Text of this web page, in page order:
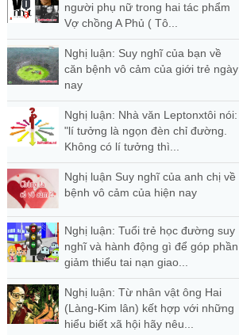
người phụ nữ trong hai tác phẩm
Vợ chồng A Phủ ( Tô...
Nghị luận: Suy nghĩ của bạn về
căn bệnh vô cảm của giới trẻ ngày
nay
Nghị luận: Nhà văn Leptonxtôi nói:
"lí tưởng là ngọn đèn chỉ đường.
Không có lí tưởng thì...
Nghị luận Suy nghĩ của anh chị về
bệnh vô cảm của hiện nay
Nghị luận: Tuổi trẻ học đường suy
nghĩ và hành động gì để góp phần
giảm thiểu tai nạn giao...
Nghị luận: Từ nhân vật ông Hai
(Làng-Kim lân) kết hợp với những
hiểu biết xã hội hãy nêu...